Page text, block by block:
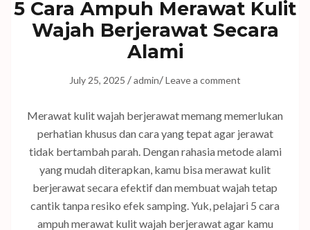
5 Cara Ampuh Merawat Kulit
Wajah Berjerawat Secara
Alami
July 25, 2025 /admin/Leave a comment
Merawat kulit wajah berjerawat memang memerlukan
perhatian khusus dan cara yang tepat agar jerawat
tidak bertambah parah. Dengan rahasia metode alami
yang mudah diterapkan, kamu bisa merawat kulit
berjerawat secara efektif dan membuat wajah tetap
cantik tanpa resiko efek samping. Yuk, pelajari 5 cara
ampuh merawat kulit wajah berjerawat agar kamu